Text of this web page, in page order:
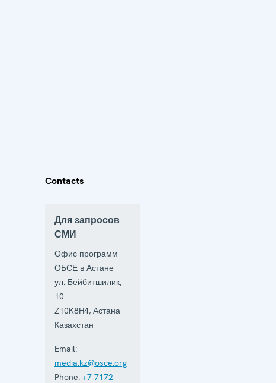
Contacts
Для запросов
СМИ
Офис программ
ОБСЕ в Астане
ул. Бейбитшилик,
10
Z10K8H4, Астана
Казахстан
Email:
media.kz@osce.org
Phone: +7 7172